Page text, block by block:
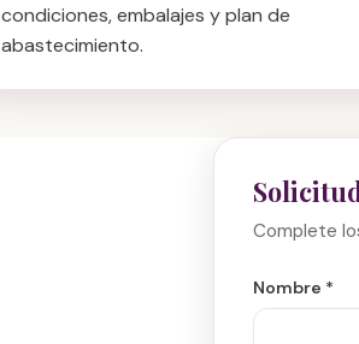
condiciones, embalajes y plan de
abastecimiento.
Complete
Nombre *